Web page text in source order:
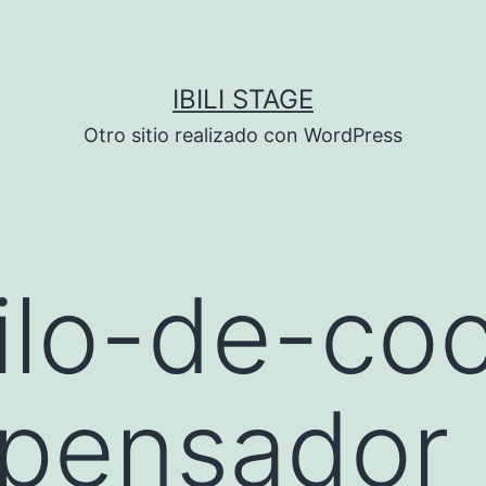
IBILI STAGE
Otro sitio realizado con WordPress
de-